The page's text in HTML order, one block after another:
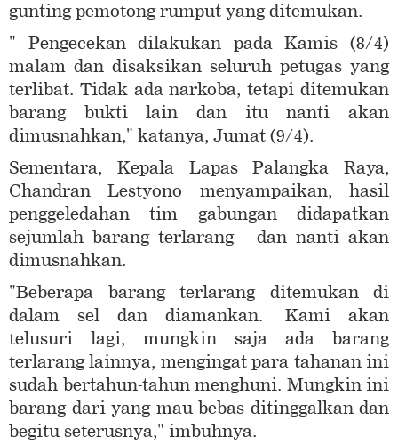
gunting pemotong rumput yang ditemukan.
" Pengecekan dilakukan pada Kamis (8/4)
malam dan disaksikan seluruh petugas yang
terlibat. Tidak ada narkoba, tetapi ditemukan
barang bukti lain dan itu nanti akan
dimusnahkan," katanya, Jumat (9/4).
Sementara, Kepala Lapas Palangka Raya,
Chandran Lestyono menyampaikan, hasil
penggeledahan tim gabungan didapatkan
sejumlah barang terlarang dan nanti akan
dimusnahkan.
"Beberapa barang terlarang ditemukan di
dalam sel dan diamankan. Kami akan
telusuri lagi, mungkin saja ada barang
terlarang lainnya, mengingat para tahanan ini
sudah bertahun-tahun menghuni. Mungkin ini
barang dari yang mau bebas ditinggalkan dan
begitu seterusnya," imbuhnya.